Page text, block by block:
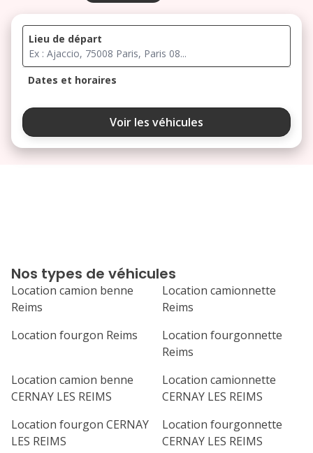
Lieu de départ
Dates et horaires
août 2026
ma me
24 25 26
septembre 2026
me
1
2 3 4
14 16 17
Voir les véhicules
Nos types de véhicules
Location camion benne
Reims
Location camionnette
Reims
Location fourgon Reims
Location fourgonnette
Reims
Location camion benne
CERNAY LES REIMS
Location camionnette
CERNAY LES REIMS
Location fourgon CERNAY
LES REIMS
Location fourgonnette
CERNAY LES REIMS